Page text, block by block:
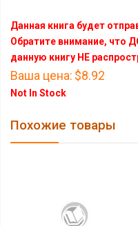
Данная книга будет
Обратите внимание,
данную книгу НЕ
Ваша цена: $8.92
Not In Stock
Похожие товары